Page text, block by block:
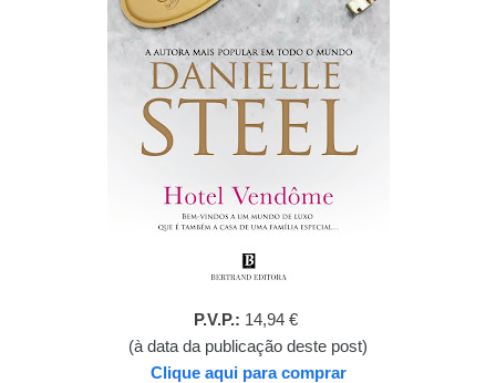
P.V.P.: 14,94 €
(à data da publicação deste post)
Clique aqui para comprar